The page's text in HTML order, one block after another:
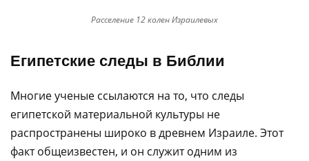
Расселение 12 колен Израилевых
Египетские следы в Библии
Многие ученые ссылаются на то, что следы
египетской материальной культуры не
распространены широко в древнем Израиле. Этот
факт общеизвестен, и он служит одним из